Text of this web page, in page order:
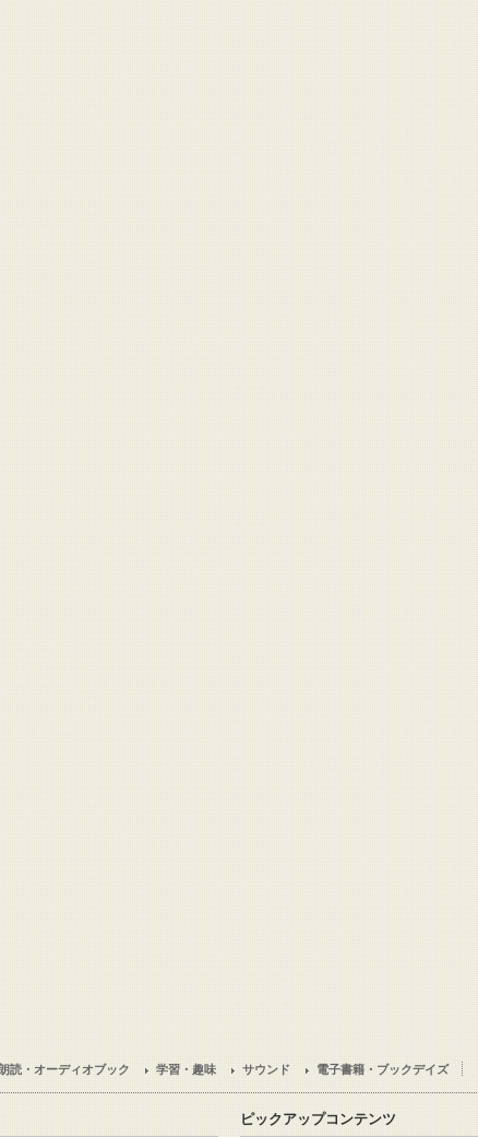
読・オーディオブック 学習・趣味 サウンド 電子書籍・ブックデイズ
ピックアップコンテンツ